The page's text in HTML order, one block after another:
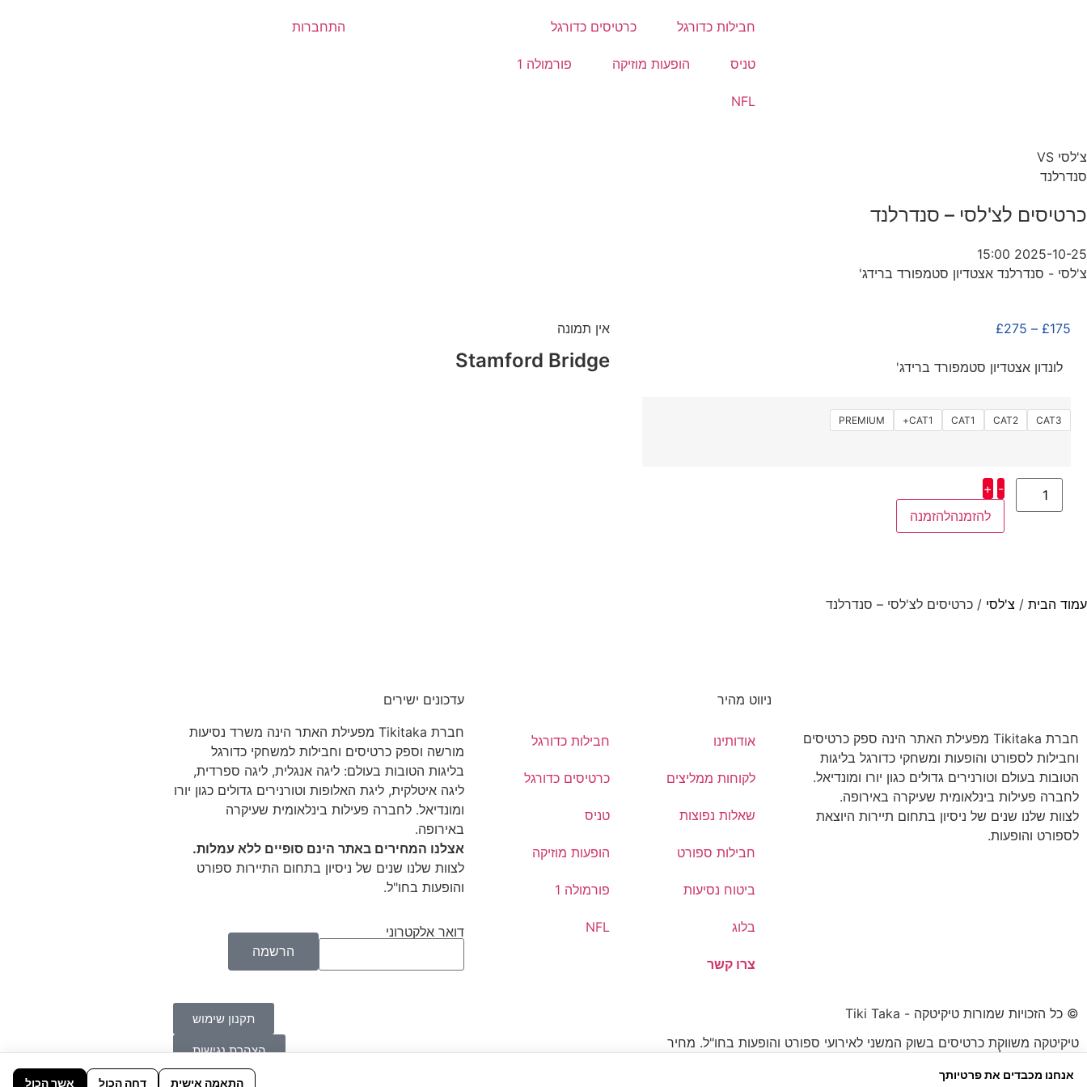
חבילות כדורגל כרטיסים כדורגל
טניס הופעות מוזיקה פורמולה 1
NFL
התחברות
צ'לסי VS
סנדרלנד
כרטיסים לצ'לסי – סנדרלנד
2025-10-25 15:00
צ'לסי - סנדרלנד אצטדיון סטמפורד ברידג'
£175
–
£275
לונדון אצטדיון סטמפורד ברידג'
CAT3
CAT2
CAT1
CAT1+
PREMIUM
-
+
להזמנה
אין תמונה
Stamford Bridge
עמוד הבית / צ'לסי / כרטיסים לצ'לסי – סנדרלנד
חברת Tikitaka מפעילת האתר הינה ספק כרטיסים
וחבילות לספורט והופעות ומשחקי כדורגל בליגות
הטובות בעולם וטורנירים גדולים כגון יורו ומונדיאל.
לחברה פעילות בינלאומית שעיקרה באירופה.
לצוות שלנו שנים של ניסיון בתחום תיירות היוצאת
לספורט והופעות.
ניווט מהיר
אודותינו
לקוחות ממליצים
שאלות נפוצות
חבילות ספורט
ביטוח נסיעות
בלוג
צרו קשר
חבילות כדורגל
כרטיסים כדורגל
טניס
הופעות מוזיקה
פורמולה 1
NFL
עדכונים ישירים
חברת Tikitaka מפעילת האתר הינה משרד נסיעות
מורשה וספק כרטיסים וחבילות למשחקי כדורגל
בליגות הטובות בעולם: ליגה אנגלית, ליגה ספרדית,
ליגה איטלקית, ליגת האלופות וטורנירים גדולים כגון יורו
ומונדיאל. לחברה פעילות בינלאומית שעיקרה
באירופה.
אצלנו המחירים באתר הינם סופיים ללא עמלות.
לצוות שלנו שנים של ניסיון בתחום התיירות ספורט
והופעות בחו"ל.
דואר אלקטרוני
הרשמה
© כל הזכויות שמורות טיקיטקה - Tiki Taka
טיקיטקה משווקת כרטיסים בשוק המשני לאירועי ספורט והופעות בחו"ל. מחיר
הכרטיס עשוי להיות נמוך או גבוה מהמחיר הרשמי.
תקנון שימוש
הצהרת נגישות
אנחנו מכבדים את פרטיותך
התאמה אישית דחה הכול אשר הכול